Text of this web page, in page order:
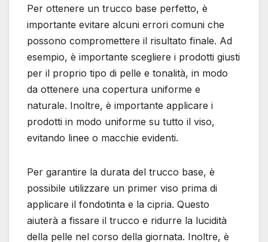
Per ottenere un trucco base perfetto, è
importante evitare alcuni errori comuni che
possono compromettere il risultato finale. Ad
esempio, è importante scegliere i prodotti giusti
per il proprio tipo di pelle e tonalità, in modo
da ottenere una copertura uniforme e
naturale. Inoltre, è importante applicare i
prodotti in modo uniforme su tutto il viso,
evitando linee o macchie evidenti.
Per garantire la durata del trucco base, è
possibile utilizzare un primer viso prima di
applicare il fondotinta e la cipria. Questo
aiuterà a fissare il trucco e ridurre la lucidità
della pelle nel corso della giornata. Inoltre, è